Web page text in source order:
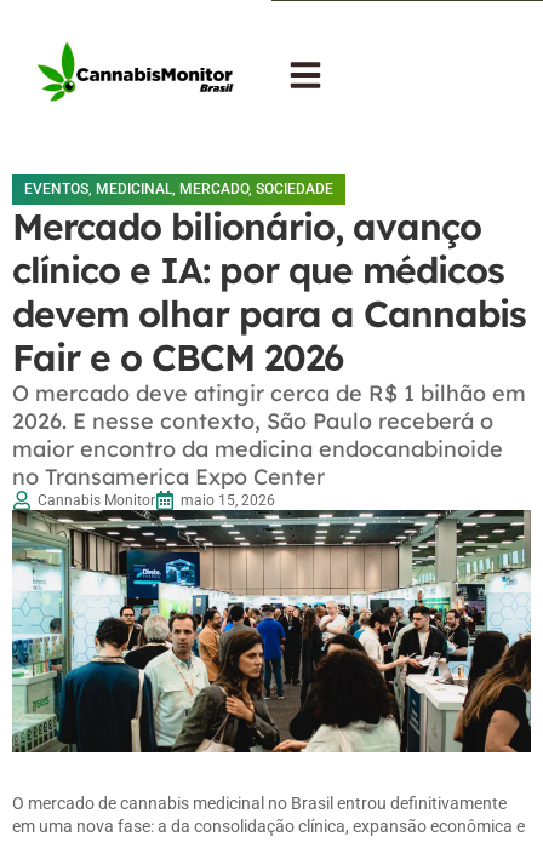
EVENTOS, MEDICINAL, MERCADO, SOCIEDADE
Mercado bilionário, avanço
clínico e IA: por que médicos
devem olhar para a Cannabis
Fair e o CBCM 2026
O mercado deve atingir cerca de R$ 1 bilhão em
2026. E nesse contexto, São Paulo receberá o
maior encontro da medicina endocanabinoide
no Transamerica Expo Center
Cannabis Monitor maio 15, 2026
O mercado de cannabis medicinal no Brasil entrou definitivamente
em uma nova fase: a da consolidação clínica, expansão econômica e